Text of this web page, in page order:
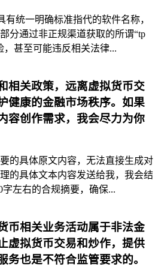
有统一明确标准指代的软件名称，
分通过非正规渠道获取的所谓“tp
甚至可能违反相关法律...
相关政策，远离虚拟货币交
健康的金融市场秩序。如果
容创作需求，我会尽力为你
的具体原文内容，无法直接生成对
的具体文本内容发送给我，我会结
左右的合规摘要，确保...
币相关业务活动属于非法金
虚拟货币交易和炒作，提供
务也是不符合监管要求的。